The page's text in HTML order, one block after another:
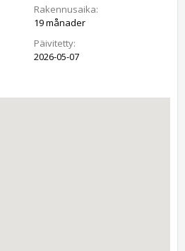
Rakennusaika:
19 månader
Päivitetty:
2026-05-07